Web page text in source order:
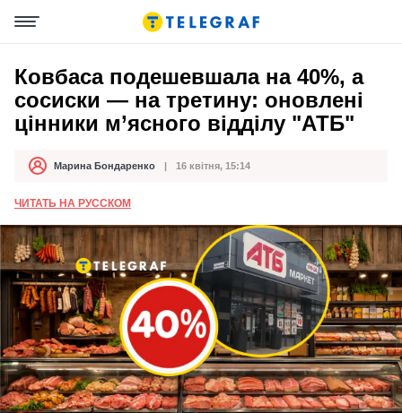
Ковбаса подешевшала на 40%, а
сосиски — на третину: оновлені
цінники м’ясного відділу "АТБ"
АвторМарина Бондаренко
Дата публікації 16 квітня, 15:14
ЧИТАТЬ НА РУССКОМ